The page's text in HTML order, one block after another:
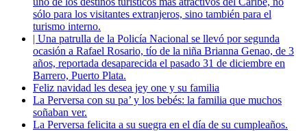
sólo para los visitantes extranjeros, sino también para el
turismo interno.
| Una patrulla de la Policía Nacional se llevó por segunda
ocasión a Rafael Rosario, tío de la niña Brianna Genao, de 3
años, reportada desaparecida el pasado 31 de diciembre en
Barrero, Puerto Plata.
Feliz navidad les desea jey one y su familia
La Perversa con su pa’ y los bebés: la familia que muchos
soñaban ver.
La Perversa felicita a su suegra en el día de su cumpleaños.